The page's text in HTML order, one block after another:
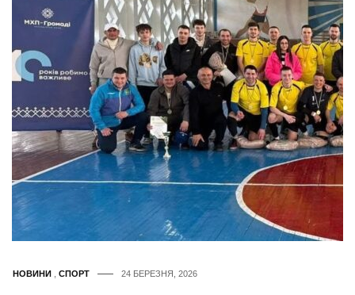
НОВИНИ СПОРТ 24 БЕРЕЗНЯ, 2026